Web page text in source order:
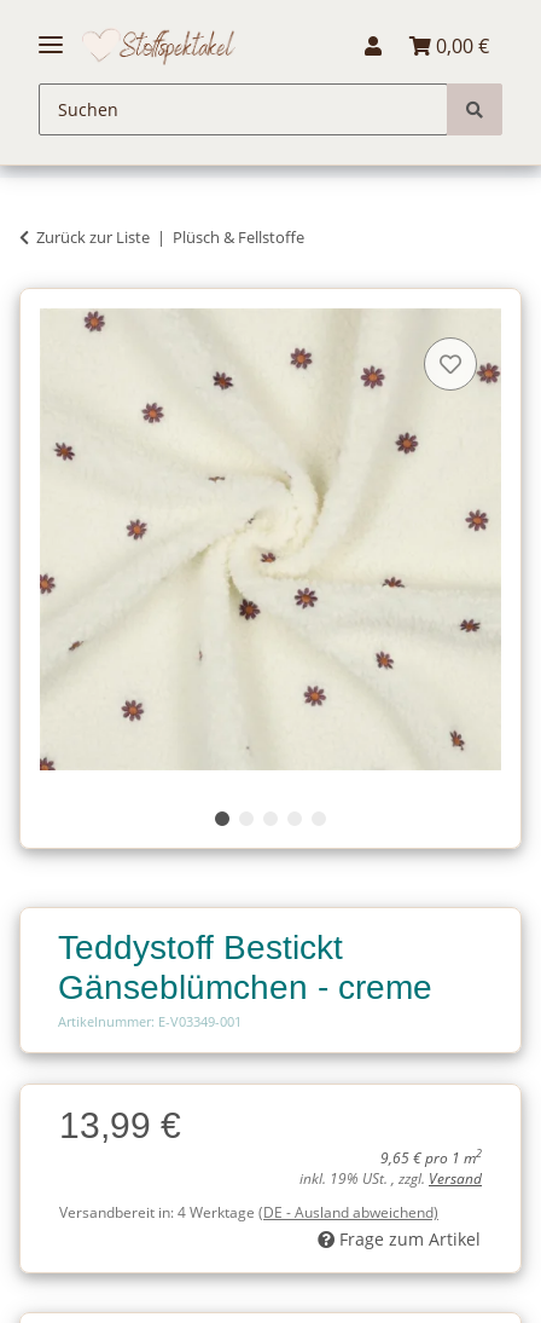
0,00 €
Zurück zur Liste Plüsch & Fellstoffe
Teddystoff Bestickt
Gänseblümchen - creme
Artikelnummer: E-V03349-001
Charge
Charge13,99 €
9,65 € pro 1 m2
inkl. 19% USt. , zzgl. Versand
Versandbereit in:4 Werktage (DE - Ausland abweichend)
Frage zum Artikel